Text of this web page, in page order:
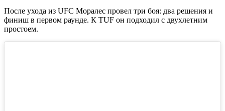
После ухода из UFC Моралес провел три боя: два решения и
финиш в первом раунде. К TUF он подходил с двухлетним
простоем.